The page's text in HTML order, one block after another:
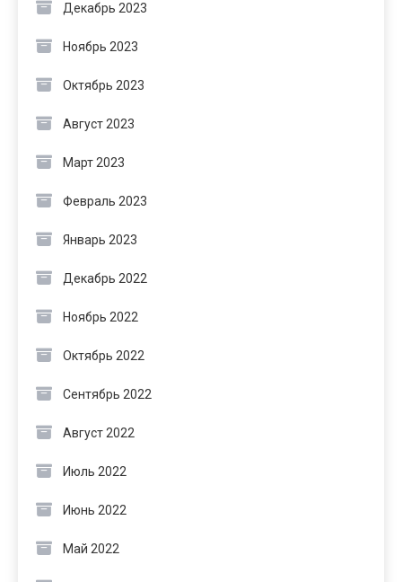
Декабрь 2023
Ноябрь 2023
Октябрь 2023
Август 2023
Март 2023
Февраль 2023
Январь 2023
Декабрь 2022
Ноябрь 2022
Октябрь 2022
Сентябрь 2022
Август 2022
Июль 2022
Июнь 2022
Май 2022